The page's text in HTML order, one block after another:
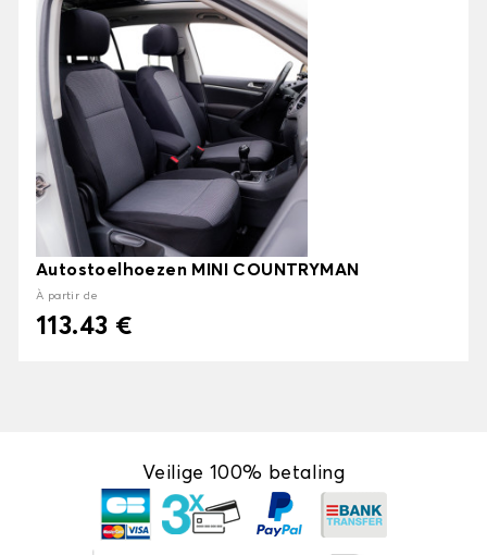
Autostoelhoezen MINI COUNTRYMAN
À partir de
113.43 €
Veilige 100% betaling